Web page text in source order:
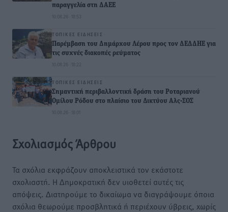
παραγγελία στη ΔΑΕΕ
10.08.26 · 18:53
ΤΟΠΙΚΈΣ ΕΙΔΉΣΕΙΣ
Παρέμβαση του Δημάρχου Λέρου προς τον ΔΕΔΔΗΕ για
τις συχνές διακοπές ρεύματος
10.08.26 · 18:22
ΤΟΠΙΚΈΣ ΕΙΔΉΣΕΙΣ
Σημαντική περιβαλλοντική δράση του Ροταριανού
Ομίλου Ρόδου στο πλαίσιο του Δικτύου Αλς-ΣΟΣ
10.08.26 · 18:01
Σχολιασμός Άρθρου
Τα σχόλια εκφράζουν αποκλειστικά τον εκάστοτε
σχολιαστή. Η Δημοκρατική δεν υιοθετεί αυτές τις
απόψεις. Διατηρούμε το δικαίωμα να διαγράψουμε όποια
σχόλια θεωρούμε προσβλητικά ή περιέχουν ύβρεις, χωρίς